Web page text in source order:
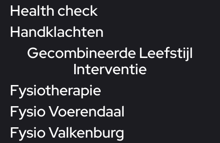
Health check
Handklachten
Gecombineerde Leefstijl
Interventie
Fysiotherapie
Fysio Voerendaal
Fysio Valkenburg